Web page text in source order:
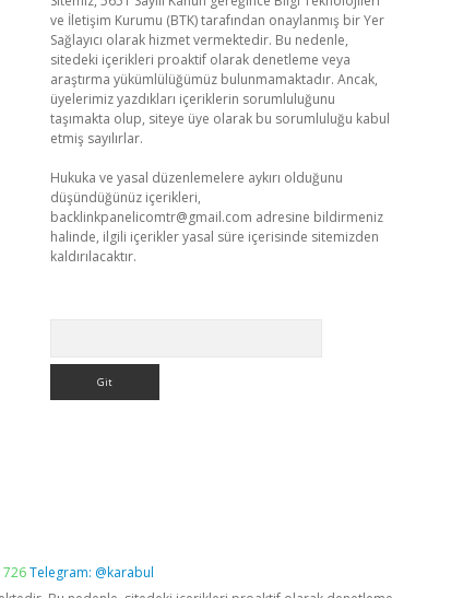
ve İletişim Kurumu (BTK) tarafından onaylanmış bir Yer
Sağlayıcı olarak hizmet vermektedir. Bu nedenle,
sitedeki içerikleri proaktif olarak denetleme veya
araştırma yükümlülüğümüz bulunmamaktadır. Ancak,
üyelerimiz yazdıkları içeriklerin sorumluluğunu
taşımakta olup, siteye üye olarak bu sorumluluğu kabul
etmiş sayılırlar.
Hukuka ve yasal düzenlemelere aykırı olduğunu
düşündüğünüz içerikleri,
backlinkpanelicomtr@gmail.com adresine bildirmeniz
halinde, ilgili içerikler yasal süre içerisinde sitemizden
kaldırılacaktır.
726Telegram: @karabul